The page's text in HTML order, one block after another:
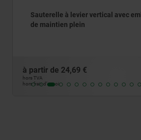
Sauterelle à levier vertical avec
de maintien plein
à partir de24,69 €
hors TVA
hors frais d’envoi